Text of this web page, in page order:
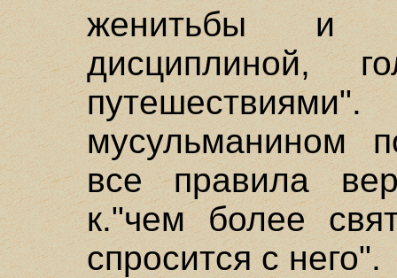
женитьбы и
дисциплиной,
мусульманином
все правила
к."чем более
спросится с него".